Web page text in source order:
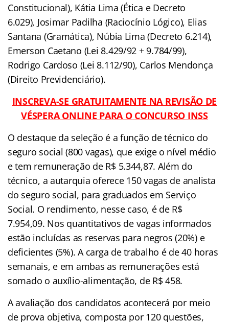
Constitucional), Kátia Lima (Ética e Decreto
6.029), Josimar Padilha (Raciocínio Lógico), Elias
Santana (Gramática), Núbia Lima (Decreto 6.214),
Emerson Caetano (Lei 8.429/92 + 9.784/99),
Rodrigo Cardoso (Lei 8.112/90), Carlos Mendonça
(Direito Previdenciário).
INSCREVA-SE GRATUITAMENTE NA REVISÃO DE
VÉSPERA ONLINE PARA O CONCURSO INSS
O destaque da seleção é a função de técnico do
seguro social (800 vagas), que exige o nível médio
e tem remuneração de R$ 5.344,87. Além do
técnico, a autarquia oferece 150 vagas de analista
do seguro social, para graduados em Serviço
Social. O rendimento, nesse caso, é de R$
7.954,09. Nos quantitativos de vagas informados
estão incluídas as reservas para negros (20%) e
deficientes (5%). A carga de trabalho é de 40 horas
semanais, e em ambas as remunerações está
somado o auxílio-alimentação, de R$ 458.
A avaliação dos candidatos acontecerá por meio
de prova objetiva, composta por 120 questões,